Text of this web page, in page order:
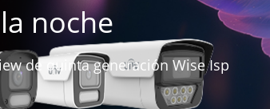
noche
de quinta generación Wise Isp